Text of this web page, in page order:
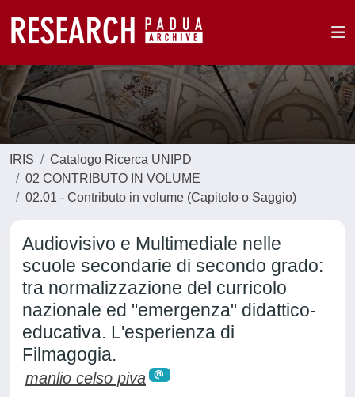
IRIS
Catalogo Ricerca UNIPD
02 CONTRIBUTO IN VOLUME
02.01 - Contributo in volume (Capitolo o Saggio)
Audiovisivo e Multimediale nelle
scuole secondarie di secondo grado:
tra normalizzazione del curricolo
nazionale ed "emergenza" didattico-
educativa. L'esperienza di
Filmagogia.
manlio celso piva